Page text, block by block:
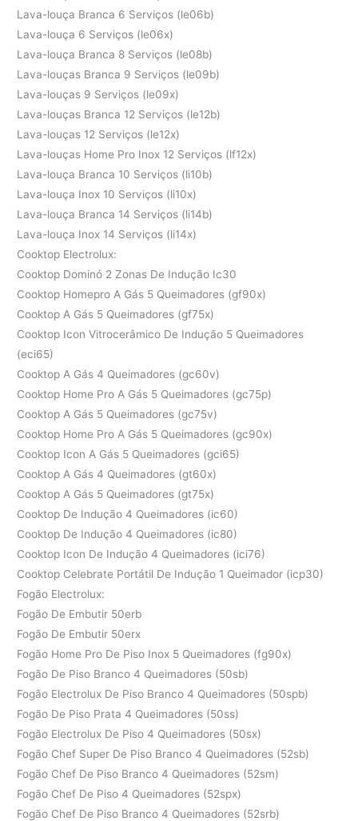
Lava-louça Branca 6 Serviços (le06b)
Lava-louça 6 Serviços (le06x)
Lava-louça Branca 8 Serviços (le08b)
Lava-louças Branca 9 Serviços (le09b)
Lava-louças 9 Serviços (le09x)
Lava-louças Branca 12 Serviços (le12b)
Lava-louças 12 Serviços (le12x)
Lava-louças Home Pro Inox 12 Serviços (lf12x)
Lava-louça Branca 10 Serviços (li10b)
Lava-louça Inox 10 Serviços (li10x)
Lava-louça Branca 14 Serviços (li14b)
Lava-louça Inox 14 Serviços (li14x)
Cooktop Electrolux:
Cooktop Dominó 2 Zonas De Indução Ic30
Cooktop Homepro A Gás 5 Queimadores (gf90x)
Cooktop A Gás 5 Queimadores (gf75x)
Cooktop Icon Vitrocerâmico De Indução 5 Queimadores
(eci65)
Cooktop A Gás 4 Queimadores (gc60v)
Cooktop Home Pro A Gás 5 Queimadores (gc75p)
Cooktop A Gás 5 Queimadores (gc75v)
Cooktop Home Pro A Gás 5 Queimadores (gc90x)
Cooktop Icon A Gás 5 Queimadores (gci65)
Cooktop A Gás 4 Queimadores (gt60x)
Cooktop A Gás 5 Queimadores (gt75x)
Cooktop De Indução 4 Queimadores (ic60)
Cooktop De Indução 4 Queimadores (ic80)
Cooktop Icon De Indução 4 Queimadores (ici76)
Cooktop Celebrate Portátil De Indução 1 Queimador (icp30)
Fogão Electrolux:
Fogão De Embutir 50erb
Fogão De Embutir 50erx
Fogão Home Pro De Piso Inox 5 Queimadores (fg90x)
Fogão De Piso Branco 4 Queimadores (50sb)
Fogão Electrolux De Piso Branco 4 Queimadores (50spb)
Fogão De Piso Prata 4 Queimadores (50ss)
Fogão Electrolux De Piso 4 Queimadores (50sx)
Fogão Chef Super De Piso Branco 4 Queimadores (52sb)
Fogão Chef De Piso Branco 4 Queimadores (52sm)
Fogão Chef De Piso 4 Queimadores (52spx)
Fogão Chef De Piso Branco 4 Queimadores (52srb)